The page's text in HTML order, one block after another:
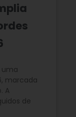
uma
marcada
A
de